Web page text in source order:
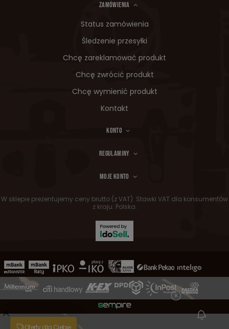
ZAMÓWIENIA
Status zamówienia
Śledzenie przesyłki
Chcę zareklamować produkt
Chcę zwrócić produkt
Chcę wymienić produkt
Kontakt
KONTO
REGULAMINY
MOJE KONTO
W sklepie prezentujemy ceny brutto (z VAT). Stawki VAT dla konsumentów
z kraju: Polska.